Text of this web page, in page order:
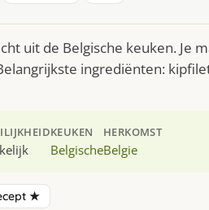
uit de Belgische keuken. Je
ingrediënten:
KEUKEN
Belgische
HERKOMST
Belgie
★